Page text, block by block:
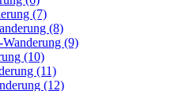
(7)
(8)
(9)
(10)
(11)
(12)